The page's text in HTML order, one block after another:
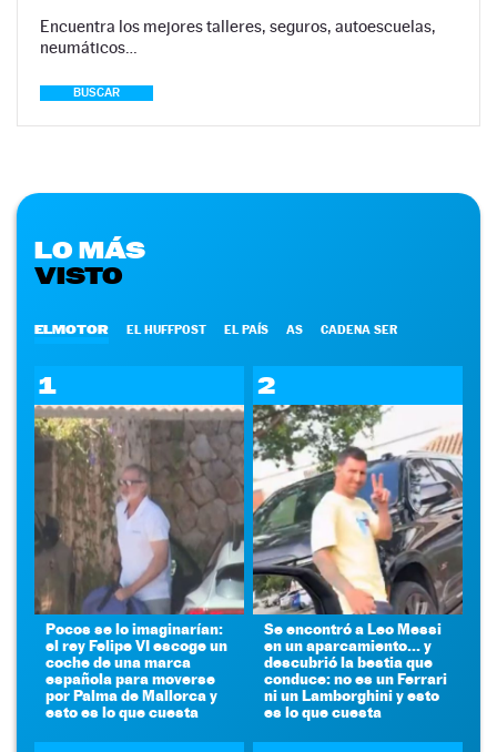
Encuentra los mejores talleres, seguros, autoescuelas,
neumáticos…
BUSCAR
LO MÁS
VISTO
ELMOTOR EL HUFFPOST EL PAÍS AS CADENA SER
1
Pocos se lo imaginarían:
el rey Felipe VI escoge un
coche de una marca
española para moverse
por Palma de Mallorca y
esto es lo que cuesta
2
Se encontró a Leo Messi
en un aparcamiento... y
descubrió la bestia que
conduce: no es un Ferrari
ni un Lamborghini y esto
es lo que cuesta